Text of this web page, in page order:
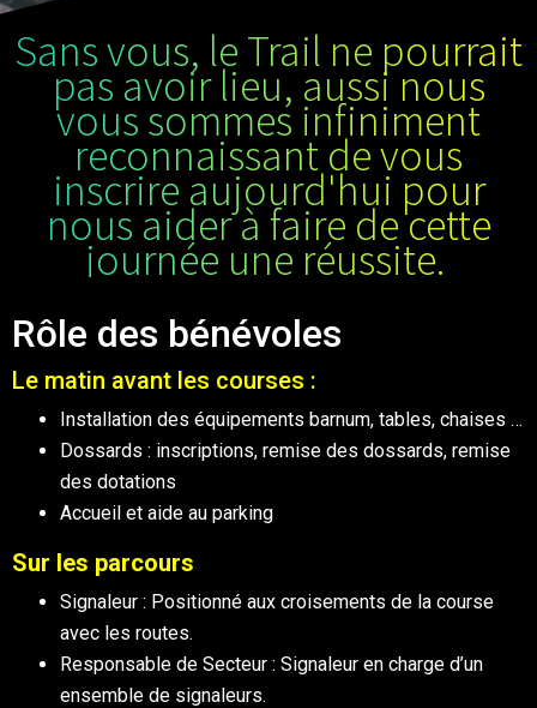
Sans vous, le Trail ne pourrait
pas avoir lieu, aussi nous
vous sommes infiniment
reconnaissant de vous
inscrire aujourd'hui pour
nous aider à faire de cette
journée une réussite.
Rôle des bénévoles
Le matin avant les courses :
Installation des équipements barnum, tables, chaises …
Dossards : inscriptions, remise des dossards, remise
des dotations
Accueil et aide au parking
Sur les parcours
Signaleur : Positionné aux croisements de la course
avec les routes.
Responsable de Secteur : Signaleur en charge d’un
ensemble de signaleurs.